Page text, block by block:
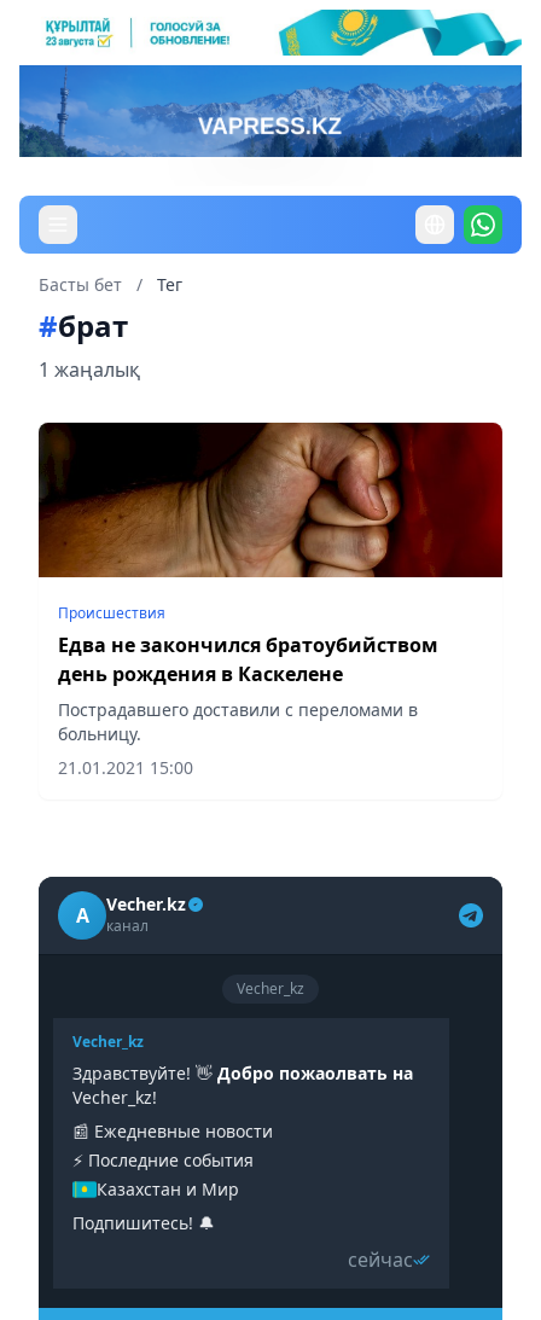
Басты бет / Тег
#брат
1 жаңалық
Происшествия
Едва не закончился братоубийством
день рождения в Каскелене
Пострадавшего доставили с переломами в
больницу.
21.01.2021 15:00
A Vecher.kz
канал
Vecher_kz
Vecher_kz
Здравствуйте! 👋 Добро пожаолвать на
Vecher_kz!
📰 Ежедневные новости
⚡️ Последние события
Казахстан и Мир
Подпишитесь! 🔔
сейчас